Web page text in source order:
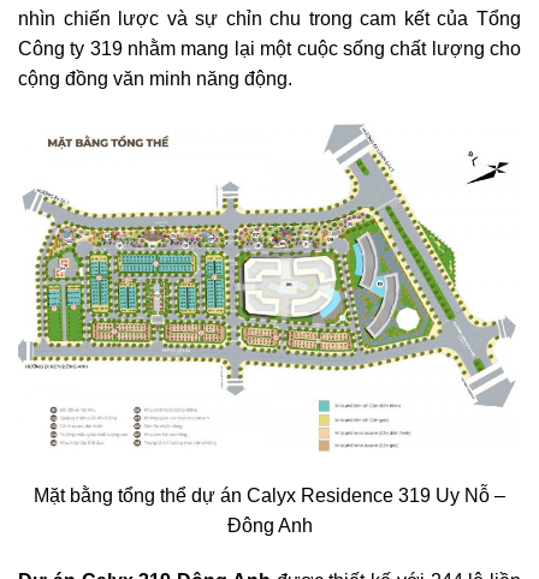
nhìn chiến lược và sự chỉn chu trong cam kết của Tổng
Công ty 319 nhằm mang lại một cuộc sống chất lượng cho
cộng đồng văn minh năng động.
Mặt bằng tổng thể dự án Calyx Residence 319 Uy Nỗ –
Đông Anh